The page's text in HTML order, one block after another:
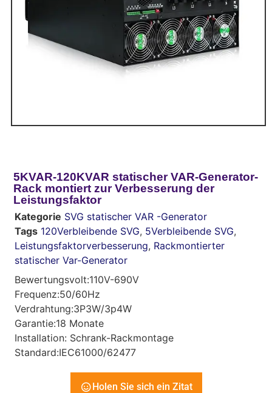
5KVAR-120KVAR statischer VAR-Generator-
Rack montiert zur Verbesserung der
Leistungsfaktor
Kategorie SVG statischer VAR -Generator
Tags 120Verbleibende SVG, 5Verbleibende SVG,
Leistungsfaktorverbesserung, Rackmontierter
statischer Var-Generator
Bewertungsvolt:110V-690V
Frequenz:50/60Hz
Verdrahtung:3P3W/3p4W
Garantie:18 Monate
Installation: Schrank-Rackmontage
Standard:IEC61000/62477
Holen Sie sich ein Zitat